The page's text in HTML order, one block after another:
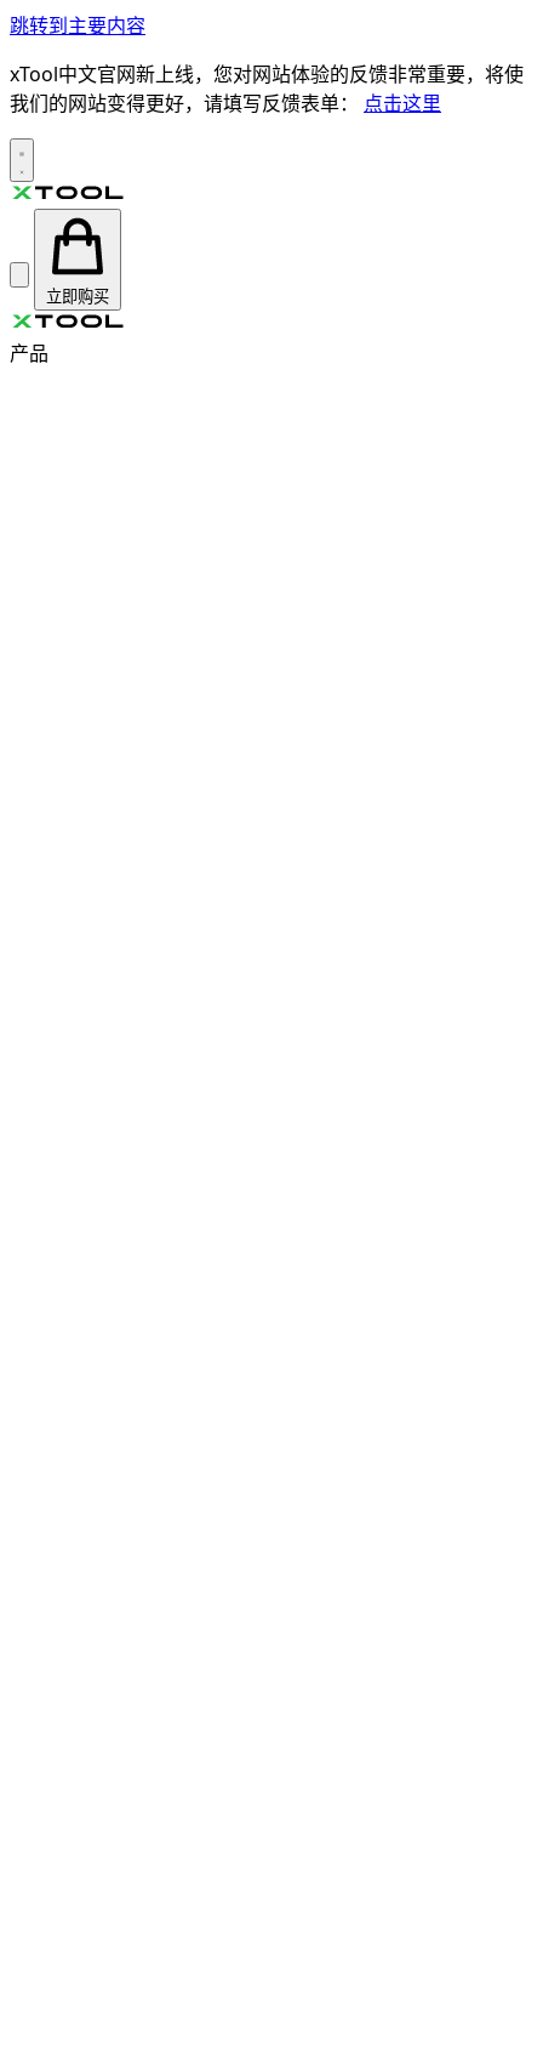
跳转到主要内容
xTool中文官网新上线，您对网站体验的反馈非常重要，将使
我们的网站变得更好，请填写反馈表单： 点击这里
立即购买
产品